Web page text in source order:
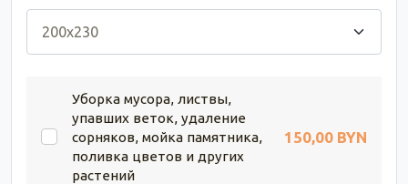
Уборка мусора, листвы,
упавших веток, удаление
сорняков, мойка памятника,
поливка цветов и других
растений
150,00 BYN